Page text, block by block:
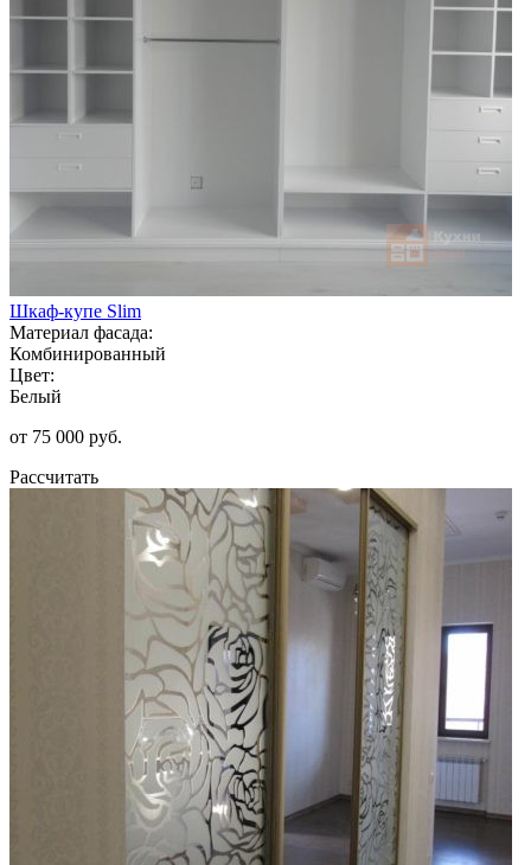
Шкаф-купе Slim
Материал фасада:
Комбинированный
Цвет:
Белый
от 75 000 руб.
Рассчитать